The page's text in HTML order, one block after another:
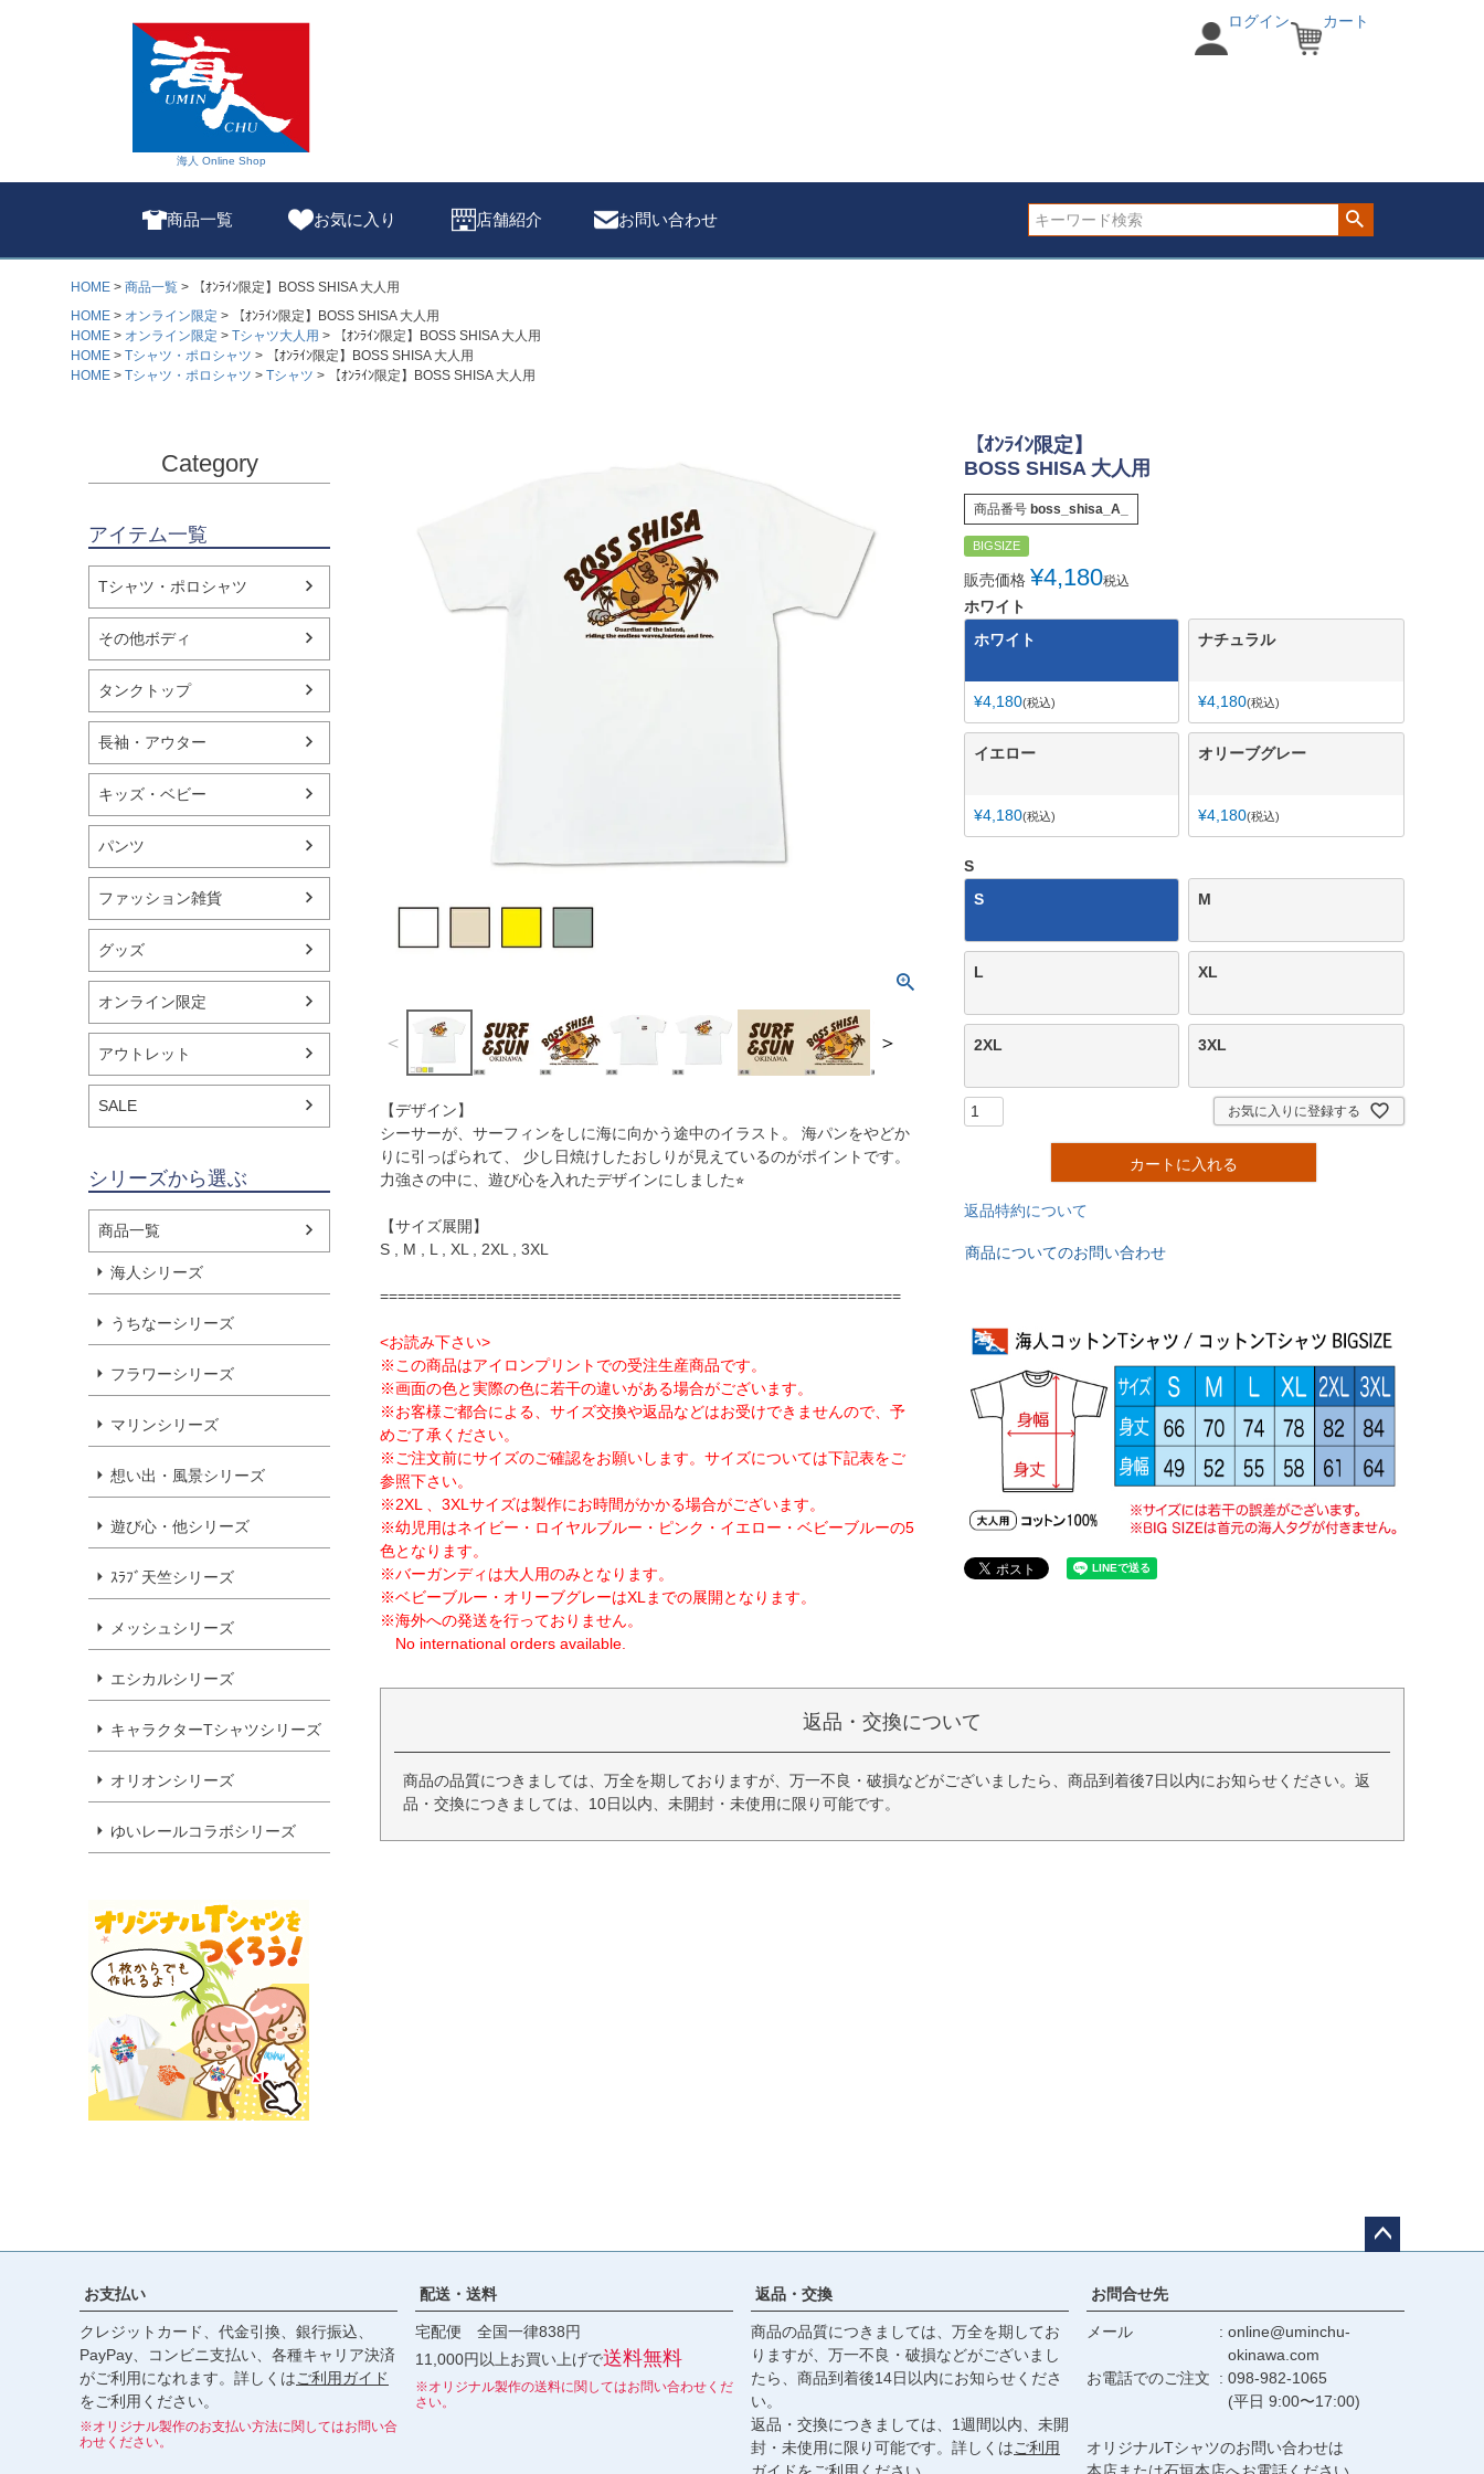
海人 Online Shop
ログイン カート
商品一覧 お気に入り 店舗紹介 お問い合わせ
HOME 商品一覧
【ｵﾝﾗｲﾝ限定】BOSS SHISA 大人用
HOME
オンライン限定
【ｵﾝﾗｲﾝ限定】BOSS SHISA 大人用
HOME
オンライン限定 Tシャツ大人用
【ｵﾝﾗｲﾝ限定】BOSS SHISA 大人用
HOME
Tシャツ・ポロシャツ
【ｵﾝﾗｲﾝ限定】BOSS SHISA 大人用
HOME
Tシャツ・ポロシャツ Tシャツ 【ｵﾝﾗｲﾝ限定】BOSS SHISA 大人用
Category
アイテム一覧
Tシャツ・ポロシャツ
その他ボディ
タンクトップ
長袖・アウター
キッズ・ベビー
パンツ
ファッション雑貨
グッズ
オンライン限定
アウトレット
SALE
シリーズから選ぶ
商品一覧
海人シリーズ
うちなーシリーズ
フラワーシリーズ
マリンシリーズ
想い出・風景シリーズ
遊び心・他シリーズ
ｽﾗﾌﾞ天竺シリーズ
メッシュシリーズ
エシカルシリーズ
キャラクターTシャツシリーズ
オリオンシリーズ
ゆいレールコラボシリーズ
＜ ＞
【デザイン】
シーサーが、サーフィンをしに海に向かう途中のイラスト。 海パンをやどか
りに引っぱられて、 少し日焼けしたおしりが見えているのがポイントです。
力強さの中に、遊び心を入れたデザインにしました⭐︎
【サイズ展開】
S , M , L , XL , 2XL , 3XL
===========================================================
<お読み下さい>
※この商品はアイロンプリントでの受注生産商品です。
※画面の色と実際の色に若干の違いがある場合がございます。
※お客様ご都合による、サイズ交換や返品などはお受けできませんので、予
めご了承ください。
※ご注文前にサイズのご確認をお願いします。サイズについては下記表をご
参照下さい。
※2XL 、3XLサイズは製作にお時間がかかる場合がございます。
※幼児用はネイビー・ロイヤルブルー・ピンク・イエロー・ベビーブルーの5
色となります。
※バーガンディは大人用のみとなります。
※ベビーブルー・オリーブグレーはXLまでの展開となります。
※海外への発送を行っておりません。
No international orders available.
【ｵﾝﾗｲﾝ限定】
BOSS SHISA 大人用
商品番号 boss_shisa_A_
BIGSIZE
販売価格 ¥4,180税込
ホワイト
ホワイト
¥4,180 税込
ナチュラル
¥4,180 税込
イエロー
¥4,180 税込
オリーブグレー
¥4,180 税込
S
S
M
L XL
2XL 3XL
お気に入りに登録する
カートに入れる
返品特約について
商品についてのお問い合わせ
返品・交換について
商品の品質につきましては、万全を期しておりますが、万一不良・破損などがございましたら、商品到着後7日以内にお知らせください。返
品・交換につきましては、10日以内、未開封・未使用に限り可能です。
ップ
お支払い
クレジットカード、代金引換、銀行振込、
PayPay、コンビニ支払い、各種キャリア決済
がご利用になれます。詳しくはご利用ガイド
をご利用ください。
※オリジナル製作のお支払い方法に関してはお問い合
わせください。
配送・送料
宅配便 全国一律838円
11,000円以上お買い上げで送料無料
※オリジナル製作の送料に関してはお問い合わせくだ
さい。
返品・交換
商品の品質につきましては、万全を期してお
りますが、万一不良・破損などがございまし
たら、商品到着後14日以内にお知らせくださ
い。
返品・交換につきましては、1週間以内、未開
封・未使用に限り可能です。詳しくはご利用
お問合せ先
メール
online@uminchu-
okinawa.com
お電話でのご注文
098-982-1065
(平日 9:00〜17:00)
オリジナルTシャツのお問い合わせは